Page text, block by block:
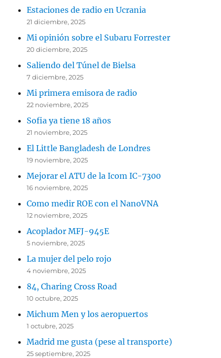
Estaciones de radio en Ucrania
21 diciembre, 2025
Mi opinión sobre el Subaru Forrester
20 diciembre, 2025
Saliendo del Túnel de Bielsa
7 diciembre, 2025
Mi primera emisora de radio
22 noviembre, 2025
Sofia ya tiene 18 años
21 noviembre, 2025
El Little Bangladesh de Londres
19 noviembre, 2025
Mejorar el ATU de la Icom IC-7300
16 noviembre, 2025
Como medir ROE con el NanoVNA
12 noviembre, 2025
Acoplador MFJ-945E
5 noviembre, 2025
La mujer del pelo rojo
4 noviembre, 2025
84, Charing Cross Road
10 octubre, 2025
Michum Men y los aeropuertos
1 octubre, 2025
Madrid me gusta (pese al transporte)
25 septiembre, 2025